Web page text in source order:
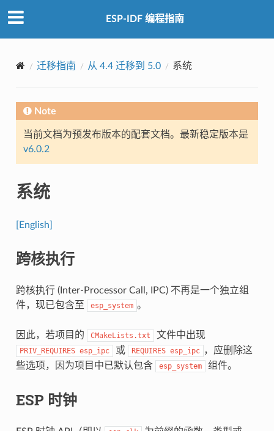
ESP-IDF 编程指南
迁移指南 从 4.4 迁移到 5.0 系统
Note
当前文档为预发布版本的配套文档。最新稳定版本是
v6.0.2
系统
[English]
跨核执行
跨核执行 (Inter-Processor Call, IPC) 不再是一个独立组
件，现已包含至
esp_system 。
因此，若项目的 CMakeLists.txt 文件中出现
PRIV_REQUIRES esp_ipc 或 REQUIRES esp_ipc ，应删除这
些选项，因为项目中已默认包含
esp_system 组件。
ESP 时钟